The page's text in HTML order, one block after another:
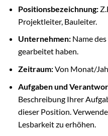
Positionsbezeichnung:
Projektleiter, Bauleiter.
Unternehmen:Name des
gearbeitet haben.
Zeitraum:Von Monat/
Aufgaben und
Beschreibung Ihrer
dieser Position.
Lesbarkeit zu erhöhen.